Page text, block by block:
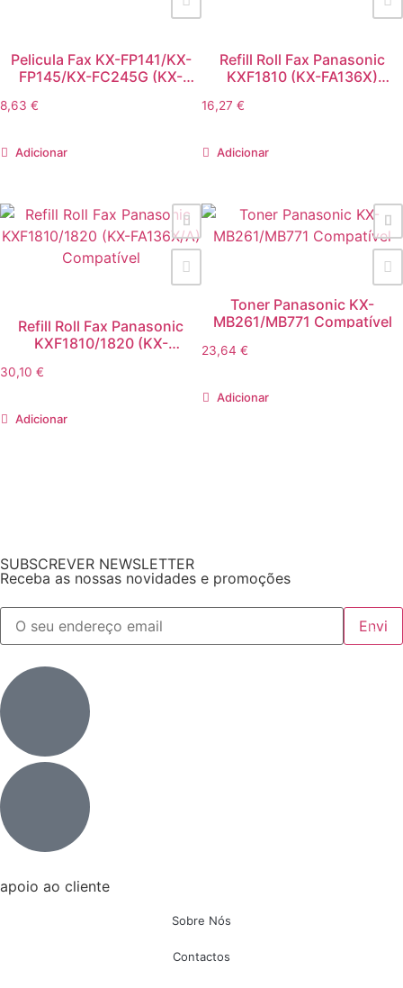
Pelicula Fax KX-FP141/KX-
FP145/KX-FC245G (KX-
8,63 €
Adicionar
Refill Roll Fax Panasonic
KXF1810 (KX-FA136X)
16,27 €
Adicionar
Refill Roll Fax Panasonic
KXF1810/1820 (KX-
30,10 €
Adicionar
Toner Panasonic KX-
MB261/MB771 Compatível
23,64 €
Adicionar
SUBSCREVER NEWSLETTER
Receba as nossas novidades e promoções
apoio ao cliente
Sobre Nós
Contactos